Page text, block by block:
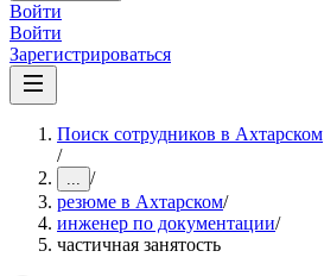
Войти
Войти
Зарегистрироваться
Поиск сотрудников в Ахтарском
/
... /
резюме в Ахтарском/
инженер по документации/
частичная занятость